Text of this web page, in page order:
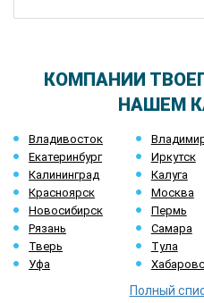
КОМПАНИИ
НАШЕМ
Владивосток
Екатеринбург
Иркутск
Калининград
Калуга
Красноярск
Москва
Новосибирск
Пермь
Рязань
Самара
Тверь
Тула
Уфа
Полный